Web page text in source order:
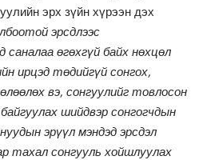
эрх зүйн хүрээн дэх
эрсдлээс
саналаа өгөхгүй байх нөхцөл
ирцэд төдийгүй сонгох,
вэ, сонгуулийг товлосон
шийдвэр сонгогчдын
эрүүл мэндэд эрсдэл
тахал сонгууль хойшлуулах